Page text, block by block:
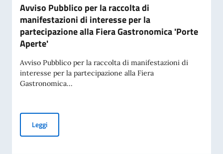
Avviso Pubblico per la raccolta di
manifestazioni di interesse per la
partecipazione alla Fiera Gastronomica 'Porte
Aperte'
Avviso Pubblico per la raccolta di manifestazioni di
interesse per la partecipazione alla Fiera
Gastronomica...
LeggiAvviso Pubblico per la raccolta di manifestazioni di